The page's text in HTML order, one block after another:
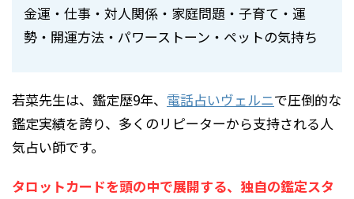
金運・仕事・対人関係・家庭問題・子育て・運
勢・開運方法・パワーストーン・ペットの気持ち
若菜先生は、鑑定歴9年、 電話占いヴェルニで圧倒的な
鑑定実績を誇り、多くのリピーターから支持される人
気占い師です。
タロットカードを頭の中で展開する、独自の鑑定スタ